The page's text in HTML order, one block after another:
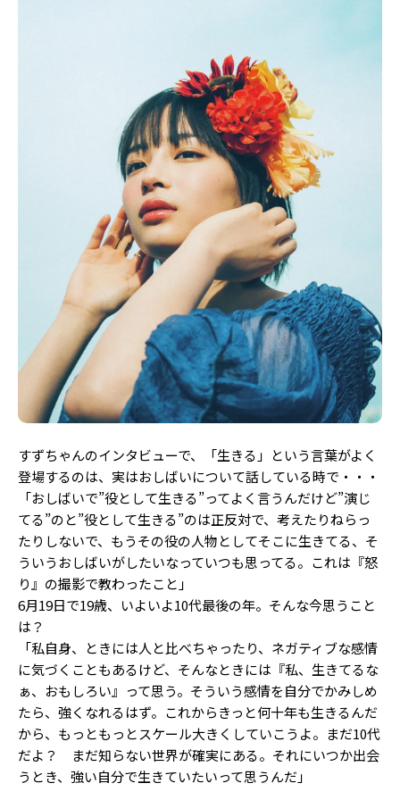
すずちゃんのインタビューで、「生きる」という言葉がよく
登場するのは、実はおしばいについて話している時で・・・
「おしばいで”役として生きる”ってよく言うんだけど”演じ
てる”のと”役として生きる”のは正反対で、考えたりねらっ
たりしないで、もうその役の人物としてそこに生きてる、そ
ういうおしばいがしたいなっていつも思ってる。これは『怒
り』の撮影で教わったこと」
6月19日で19歳、いよいよ10代最後の年。そんな今思うこと
は？
「私自身、ときには人と比べちゃったり、ネガティブな感情
に気づくこともあるけど、そんなときには『私、生きてるな
ぁ、おもしろい』って思う。そういう感情を自分でかみしめ
たら、強くなれるはず。これからきっと何十年も生きるんだ
から、もっともっとスケール大きくしていこうよ。まだ10代
だよ？ まだ知らない世界が確実にある。それにいつか出会
うとき、強い自分で生きていたいって思うんだ」